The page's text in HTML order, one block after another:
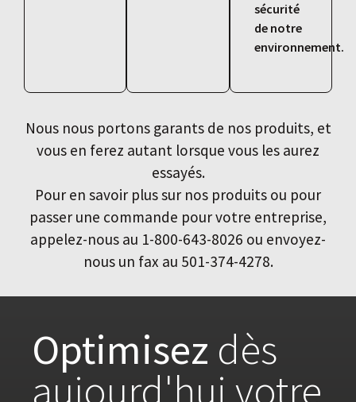
sécurité
de notre
environnement.
Nous nous portons garants de nos produits, et
vous en ferez autant lorsque vous les aurez
essayés.
Pour en savoir plus sur nos produits ou pour
passer une commande pour votre entreprise,
appelez-nous au 1-800-643-8026 ou envoyez-
nous un fax au 501-374-4278.
Optimisez dès
aujourd'hui votre